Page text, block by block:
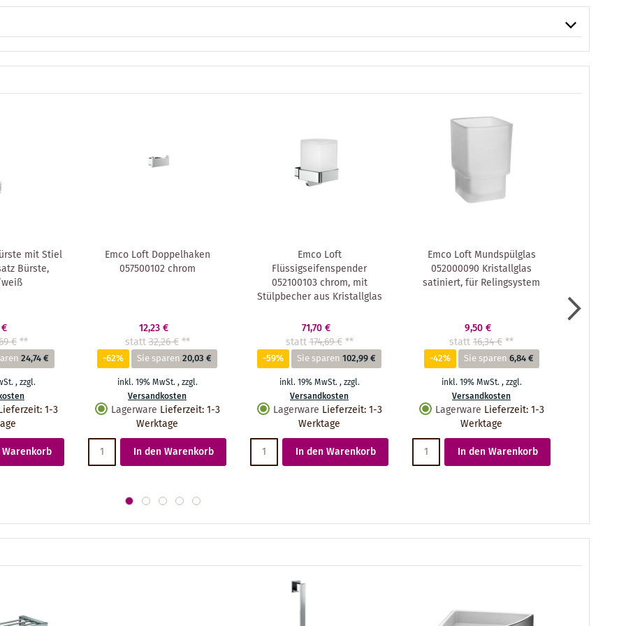
mit Stiel
Bürste,
€**
24,74 €
,zzgl.
:1-3
Emco Loft Doppelhaken
057500102 chrom
12,23 €
statt32,26 € **
-62% Sie sparen20,03 €
inkl. 19% MwSt.,zzgl.
Versandkosten
Lagerware Lieferzeit:1-3
Werktage
In den Warenkorb
Emco Loft
Flüssigseifenspender
052100103 chrom, mit
Stülpbecher aus Kristallglas
71,70 €
statt174,69 € **
-59% Sie sparen102,99 €
inkl. 19% MwSt.,zzgl.
Versandkosten
Lagerware Lieferzeit:1-3
Werktage
In den Warenkorb
Emco Loft Mundspülglas
052000090 Kristallglas
satiniert, für Relingsystem
9,50 €
statt16,34 €**
-42% Sie sparen6,84 €
inkl. 19% MwSt.,zzgl.
Versandkosten
Lagerware Lieferzeit:1-3
Werktage
In den Warenkorb